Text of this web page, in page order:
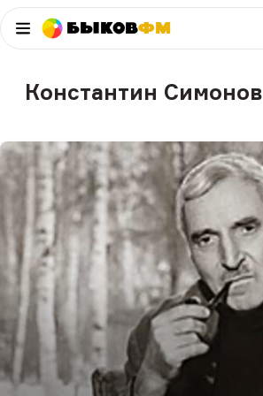
БыковФМ
Константин Симонов